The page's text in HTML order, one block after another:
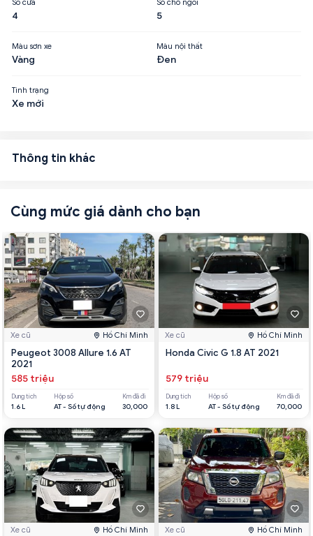
Số cửa
4
Số chỗ ngồi
5
Màu sơn xe
Vàng
Màu nội thất
Đen
Tình trạng
Xe mới
Thông tin khác
Cùng mức giá dành cho bạn
Xe cũ Hồ Chí Minh
Peugeot 3008 Allure 1.6 AT
2021
585 triệu
Dung tích
1.6 L
Hộp số
AT - Số tự động
Km đã đi
30,000
Xe cũ Hồ Chí Minh
Xe cũ Hồ Chí Minh
Honda Civic G 1.8 AT 2021
579 triệu
Dung tích
1.8 L
Hộp số
AT - Số tự động
Km đã đi
70,000
Xe cũ Hồ Chí Minh